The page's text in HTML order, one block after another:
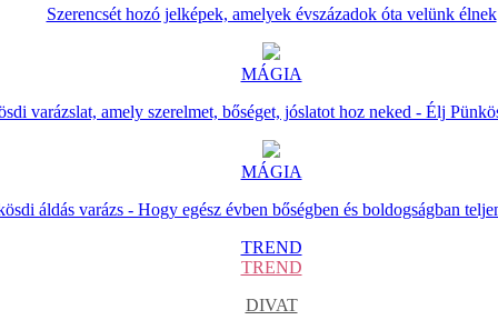
Szerencsét hozó jelképek, amelyek évszázadok óta velünk élnek
MÁGIA
varázslat, amely szerelmet, bőséget, jóslatot hoz neked - Élj
MÁGIA
áldás varázs - Hogy egész évben bőségben és boldogságban
TREND
TREND
DIVAT